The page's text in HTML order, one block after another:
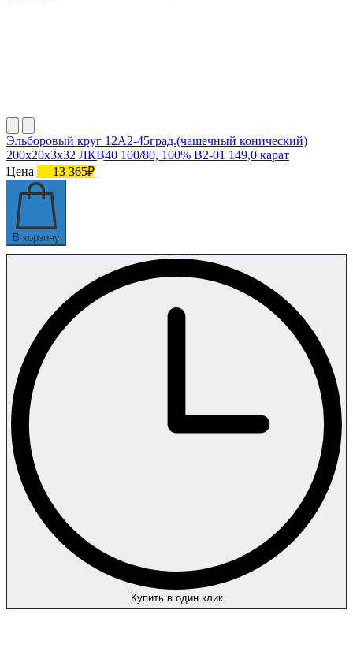
Эльборовый круг 12А2-45град.(чашечный конический)
200х20х3х32 ЛКВ40 100/80, 100% В2-01 149,0 карат
Цена
13 365₽
В корзину
Купить в один клик